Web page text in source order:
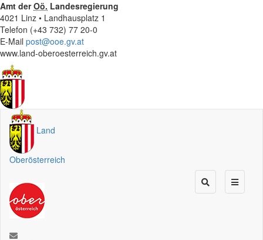
Amt derOö. Landesregierung
4021 Linz • Landhausplatz 1
Telefon (+43 732) 77 20-0
E-Mail post@ooe.gv.at
www.land-oberoesterreich.gv.at
Land
Oberösterreich